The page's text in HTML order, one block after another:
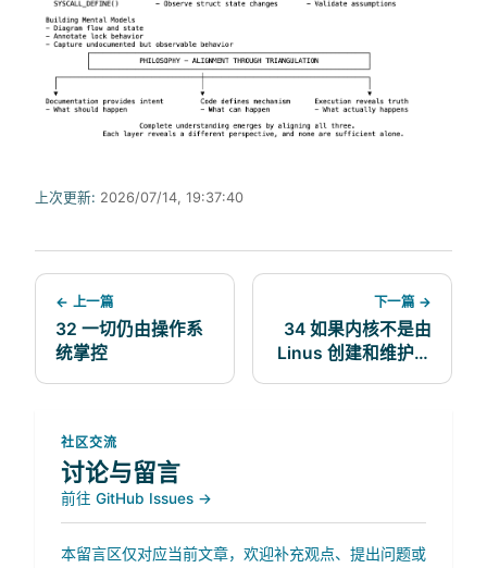
上次更新: 2026/07/14, 19:37:40
← 上一篇
32 一切仍由操作系
统掌控
下一篇 →
34 如果内核不是由
Linus 创建和维护，
社区交流
讨论与留言
前往 GitHub Issues →
本留言区仅对应当前文章，欢迎补充观点、提出问题或